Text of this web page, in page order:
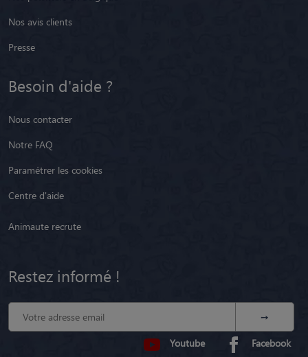
Nos avis clients
Presse
Besoin d'aide ?
Nous contacter
Notre FAQ
Paramétrer les cookies
Centre d'aide
Animaute recrute
Restez informé !
Youtube Facebook